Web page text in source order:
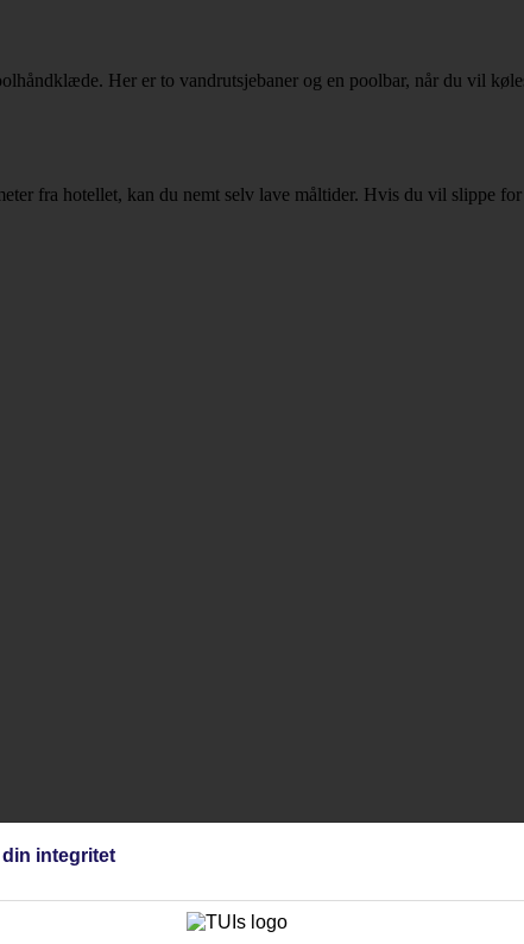
Her er to vandrutsjebaner og en poolbar, når du vil
fra hotellet, kan du nemt selv lave måltider. Hvis du vil slippe
integritet